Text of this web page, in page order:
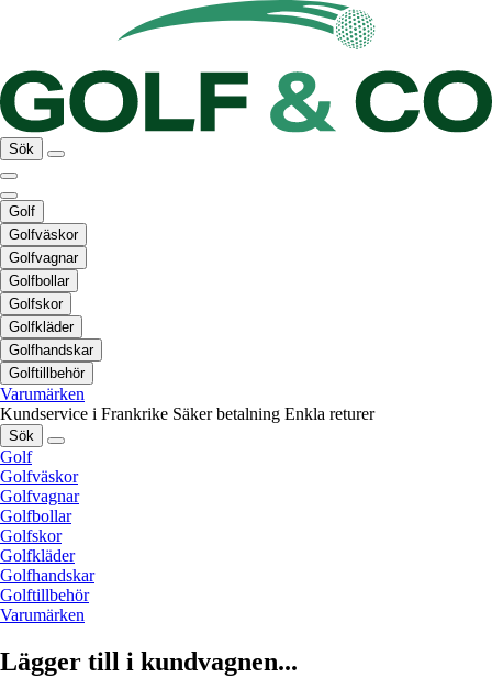
Sök
Golf
Golfväskor
Golfvagnar
Golfbollar
Golfskor
Golfkläder
Golfhandskar
Golftillbehör
Varumärken
Kundservice i Frankrike Säker betalning Enkla returer
Sök
Golf
Golfväskor
Golfvagnar
Golfbollar
Golfskor
Golfkläder
Golfhandskar
Golftillbehör
Varumärken
Lägger till i kundvagnen...